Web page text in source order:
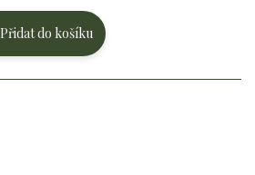
Přidat do košíku